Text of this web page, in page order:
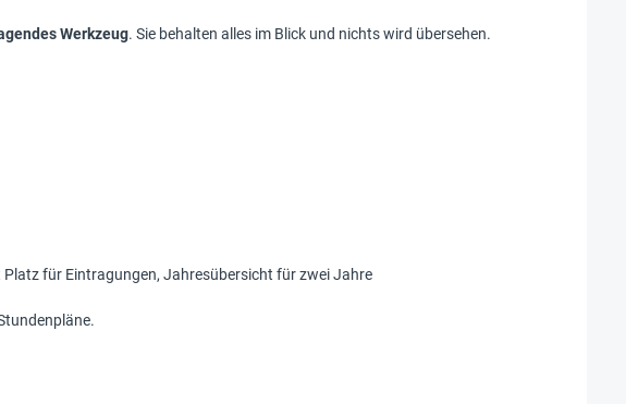
Werkzeug. Sie behalten alles im Blick und nichts wird übersehen.
für Eintragungen, Jahresübersicht für zwei Jahre